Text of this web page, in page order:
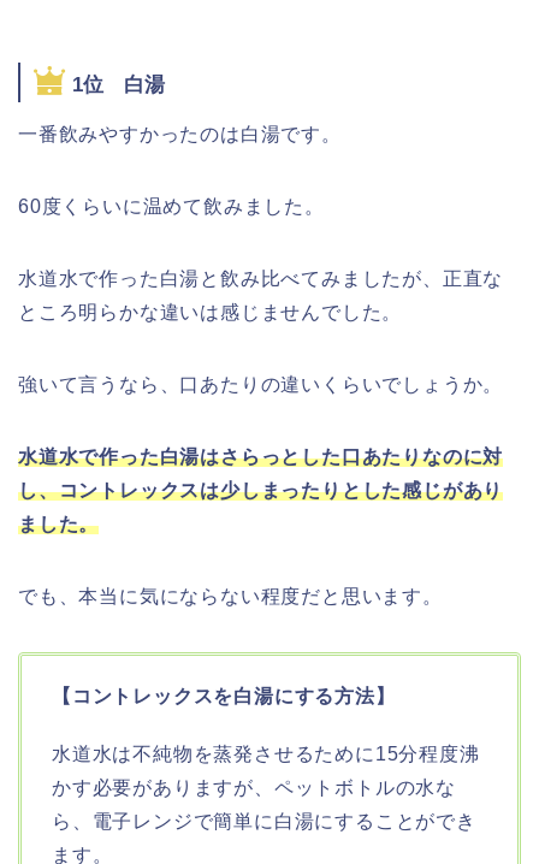
1位 白湯
一番飲みやすかったのは白湯です。
60度くらいに温めて飲みました。
水道水で作った白湯と飲み比べてみましたが、正直な
ところ明らかな違いは感じませんでした。
強いて言うなら、口あたりの違いくらいでしょうか。
水道水で作った白湯はさらっとした口あたりなのに対
し、コントレックスは少しまったりとした感じがあり
ました。
でも、本当に気にならない程度だと思います。
【コントレックスを白湯にする方法】
水道水は不純物を蒸発させるために15分程度沸
かす必要がありますが、ペットボトルの水な
ら、電子レンジで簡単に白湯にすることができ
ます。